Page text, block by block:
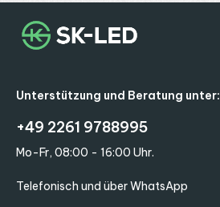
Unterstützung und Beratung unter:
+49 2261 9788995
Mo-Fr, 08:00 - 16:00 Uhr.
Telefonisch und über WhatsApp